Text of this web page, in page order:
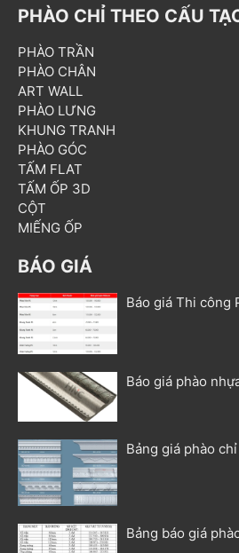
PHÀO CHỈ THEO CẤU
PHÀO TRẦN
PHÀO CHÂN
ART WALL
PHÀO LƯNG
KHUNG TRANH
PHÀO GÓC
TẤM FLAT
TẤM ỐP 3D
CỘT
MIẾNG ỐP
BÁO GIÁ
Báo giá Thi công
Báo giá phào
Bảng giá phào
Bảng báo giá